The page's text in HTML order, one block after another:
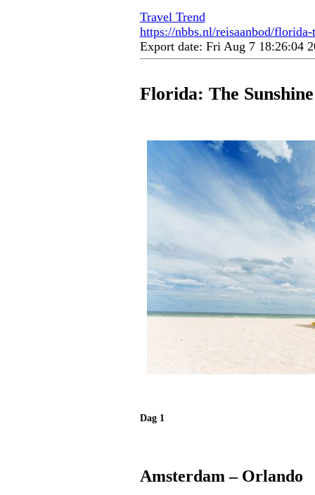
Travel Trend
https://nbbs.nl/reisaanbod/
Export date: Fri Aug 7 18:26:04
Florida: The
Dag 1
Amsterdam – Orlando